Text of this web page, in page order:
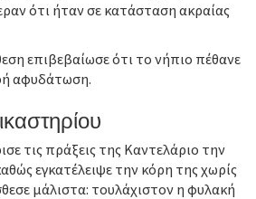
ότι ήταν σε κατάσταση ακραίας
επιβεβαίωσε ότι το νήπιο πέθανε
αφυδάτωση.
τις πράξεις της Καντελάριο την
εγκατέλειψε την κόρη της χωρίς
μάλιστα: τουλάχιστον η φυλακή